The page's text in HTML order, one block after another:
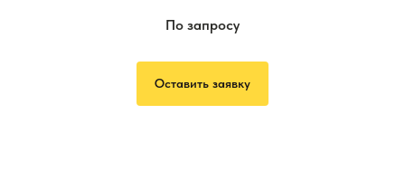
По запросу
Оставить заявку